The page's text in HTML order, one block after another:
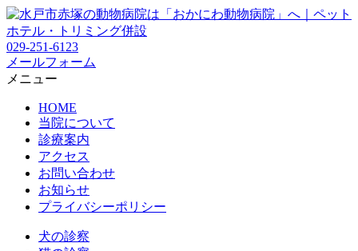
029-251-6123
メールフォーム
メニュー
HOME
当院について
診療案内
アクセス
お問い合わせ
お知らせ
プライバシーポリシー
犬の診察